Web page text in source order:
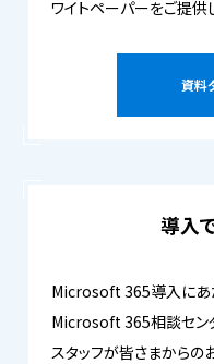
ワイトペーパーをご提供
資料
導入
Microsoft 365導入にあ
Microsoft 365相談セン
スタッフが皆さまからの